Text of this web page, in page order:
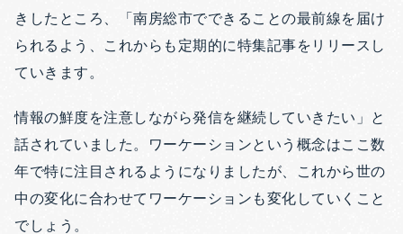
きしたところ、「南房総市でできることの最前線を届け
られるよう、これからも定期的に特集記事をリリースし
ていきます。
情報の鮮度を注意しながら発信を継続していきたい」と
話されていました。ワーケーションという概念はここ数
年で特に注目されるようになりましたが、これから世の
中の変化に合わせてワーケーションも変化していくこと
でしょう。